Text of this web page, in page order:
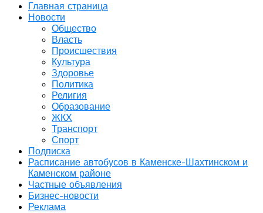
Главная страница
Новости
Общество
Власть
Происшествия
Культура
Здоровье
Политика
Религия
Образование
ЖКХ
Транспорт
Спорт
Подписка
Расписание автобусов в Каменске-Шахтинском и
Каменском районе
Частные объявления
Бизнес-новости
Реклама